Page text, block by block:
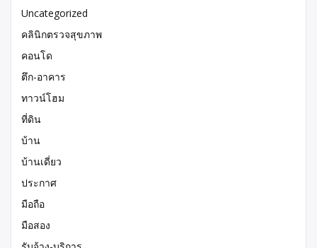
Uncategorized
คลินิกตรวจสุขภาพ
คอนโด
ตึก-อาคาร
ทาวน์โฮม
ที่ดิน
บ้าน
บ้านเดี่ยว
ประกาศ
มือถือ
มือสอง